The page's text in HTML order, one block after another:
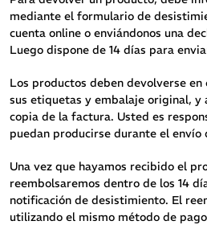
mediante el formulario de
cuenta online o enviándonos una
Luego dispone de 14 días para
Los productos deben devolverse en
sus etiquetas y embalaje original, y
copia de la factura. Usted es
puedan producirse durante el envío
Una vez que hayamos recibido el
reembolsaremos dentro de los 14
notificación de desistimiento. El
utilizando el mismo método de